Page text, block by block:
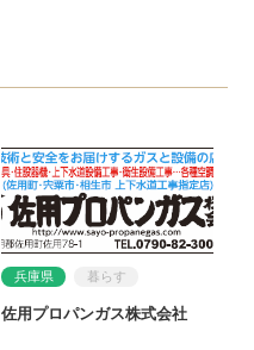
兵庫県 暮らす
佐用プロパンガス株式会社